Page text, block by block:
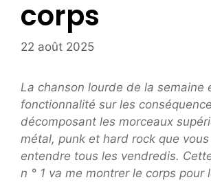
corps
22 août 2025
La chanson lourde de la semaine
fonctionnalité sur les
décomposant les morceaux
métal, punk et hard rock que
entendre tous les vendredis.
n ° 1 va me montrer le corps pour